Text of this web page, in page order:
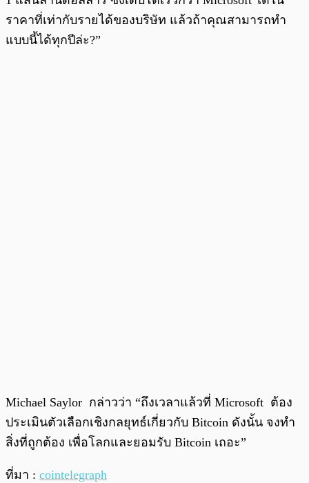
ราคาที่เท่ากับรายได้ของบริษัท แล้วถ้าคุณสามารถทำ
แบบนี้ได้ทุกปีล่ะ?”
Michael Saylor กล่าวว่า “ถึงเวลาแล้วที่ Microsoft ต้อง
ประเมินตัวเลือกเชิงกลยุทธ์เกี่ยวกับ Bitcoin ดังนั้น จงทำ
สิ่งที่ถูกต้อง เพื่อโลกและยอมรับ Bitcoin เถอะ”
ที่มา : cointelegraph